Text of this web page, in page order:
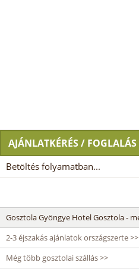
AJÁNLATKÉRÉS / FOGLALÁS
Betöltés folyamatban...
Gosztola Gyöngye Hotel Gosztola -
2-3 éjszakás ajánlatok országszerte >>
Még több gosztolai szállás >>